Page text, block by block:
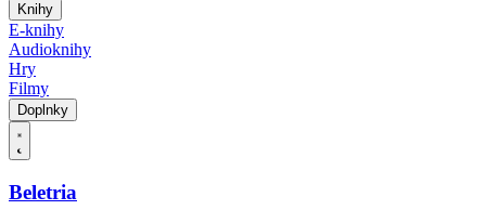
Knihy
E-knihy
Audioknihy
Hry
Filmy
Doplnky
Beletria